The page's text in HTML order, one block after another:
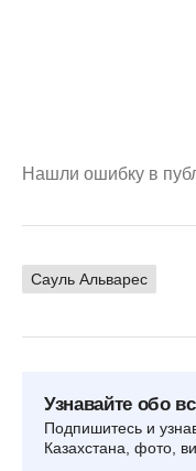
Нашли ошибку в
Сауль Альварес
Узнавайте обо
Подпишитесь и
Казахстана, фото,